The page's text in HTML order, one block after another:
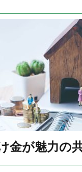
金が魅力の